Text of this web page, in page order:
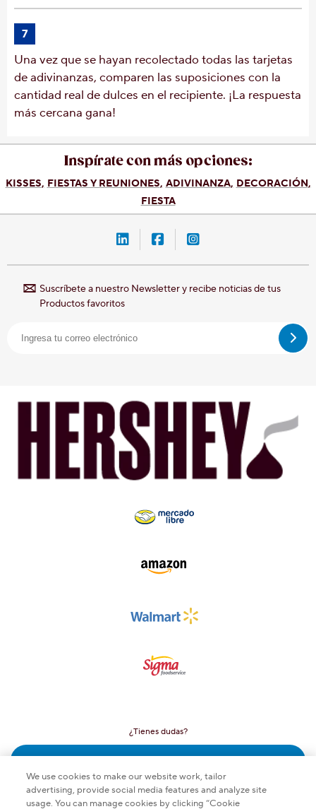
7
Una vez que se hayan recolectado todas las tarjetas
de adivinanzas, comparen las suposiciones con la
cantidad real de dulces en el recipiente. ¡La respuesta
más cercana gana!
Inspírate con más opciones:
KISSES FIESTAS Y REUNIONES ADIVINANZA DECORACIÓN
FIESTA
LinkedIn-Hershey-México
Facebook-Hershey-
Instagram-
Suscríbete a nuestro Newsletter y recibe noticias de tus
Productos favoritos
¿Tienes dudas?
Contáctanos
We use cookies to make our website work, tailor
advertising, provide social media features and analyze site
usage. You can manage cookies by clicking “Cookie